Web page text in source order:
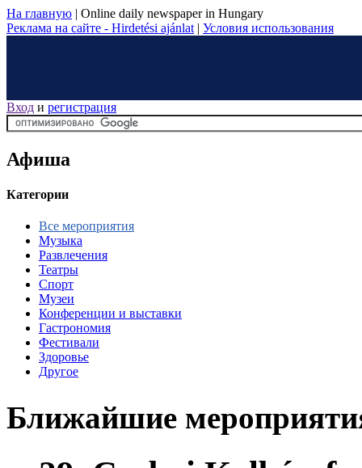
На главную | Online daily newspaper in Hungary
Реклама на сайте - Hirdetési ajánlat | Условия использования
Вход и регистрация
Афиша
Категории
Все мероприятия
Музыка
Развлечения
Театры
Спорт
Музеи
Конференции и выставки
Гастрономия
Фестивали
Здоровье
Другое
Ближайшие